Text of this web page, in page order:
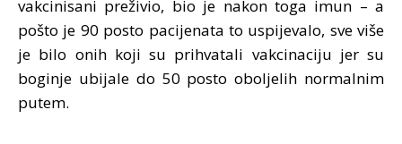
vakcinisani preživio, bio je nakon toga imun – a
pošto je 90 posto pacijenata to uspijevalo, sve više
je bilo onih koji su prihvatali vakcinaciju jer su
boginje ubijale do 50 posto oboljelih normalnim
putem.